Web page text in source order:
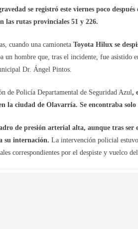
se registró este viernes poco
las rutas provinciales 51 y 226.
cuando una camioneta Toyota Hilux se
un hombre que, tras el incidente, fue asistido
Dr. Ángel Pintos.
de Policía Departamental de Seguridad Azul,
la ciudad de Olavarría. Se encontraba
de presión arterial alta, aunque tras ser
su internación. La intervención policial
correspondientes por el despiste y vuelco